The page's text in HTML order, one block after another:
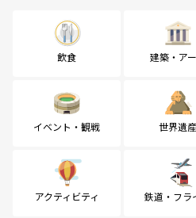
飲食 建築・ア
イベント・観戦 世界遺産
アクティビティ 鉄道・フラ